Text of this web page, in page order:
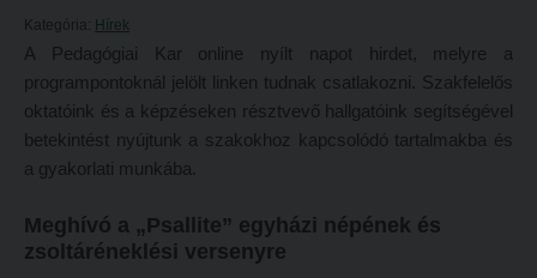
Kari kutatócsoportok
Tudományos diákköri tevékenység
Kari kutatási pályázatok
Budapesti képzési hely
Marosvásárhelyi képzési hely
Kecskeméti képzési hely
Kategória: Hírek
A Pedagógiai Kar online nyílt napot hirdet, melyre a
programpontoknál jelölt linken tudnak csatlakozni. Szakfelelős
oktatóink és a képzéseken résztvevő hallgatóink segítségével
betekintést nyújtunk a szakokhoz kapcsolódó tartalmakba és
a gyakorlati munkába.
Meghívó a „Psallite” egyházi népének és
zsoltáréneklési versenyre